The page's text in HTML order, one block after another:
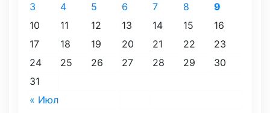
« Июл
3
4 5 6 7 8
9
10
11 12 13 14 15
16
17
18 19 20 21 22
23
24
25 26 27 28 29
30
31